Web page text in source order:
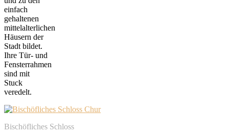
einfach
gehaltenen
mittelalterlichen
Häusern der
Stadt bildet.
Ihre Tür- und
Fensterrahmen
sind mit
Stuck
veredelt.
Bischöfliches Schloss